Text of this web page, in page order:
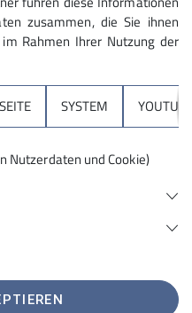
Ausblick. Der
gefolgt von einer
zum Fockenstein mit
auf der Aueralm bot
fortsetzten. Im
wir bei 30°C im
im See – der
Schritten, fast 21
des Voralpenlandes,
zusammen, die Sie ihnen
Rahmen Ihrer Nutzung der
SYSTEM
Nutzerdaten und Cookie)